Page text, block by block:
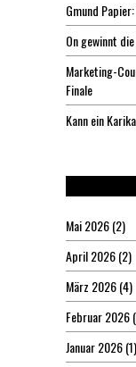
Gmund
On gewinnt
Marketing-
Finale
Kann ein
Mai 2026(2)
April 2026(2)
März 2026(4)
Februar 2026
Januar 2026(1)